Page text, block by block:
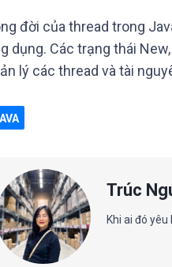
đời của thread trong
dụng. Các trạng thái
lý các thread và tài
Trúc
Khi ai đó